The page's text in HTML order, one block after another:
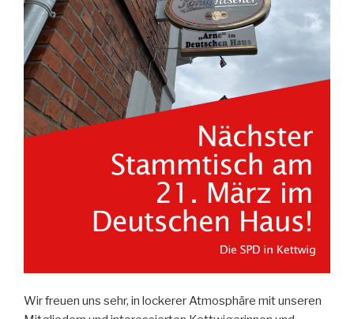
Wir freuen uns sehr, in lockerer Atmosphäre mit unseren